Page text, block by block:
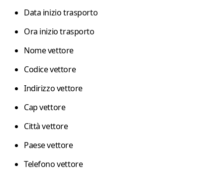
Data inizio trasporto
Ora inizio trasporto
Nome vettore
Codice vettore
Indirizzo vettore
Cap vettore
Città vettore
Paese vettore
Telefono vettore